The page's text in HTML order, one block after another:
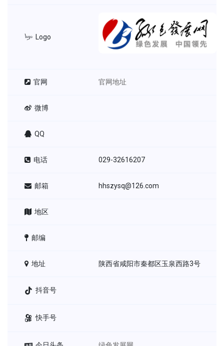
Logo
官网 官网地址
微博
QQ
电话 029-32616207
邮箱 hhszysq@126.com
地区
邮编
地址 陕西省咸阳市秦都区玉泉西路3号
抖音号
快手号